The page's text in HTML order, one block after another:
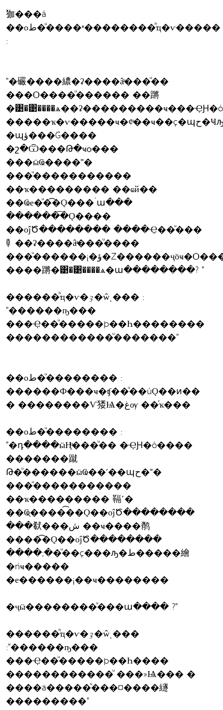
㹢���á
��оط�ͧ����ʶ��������ͪҵ�ѵ�����
:
"�礹����繷�ʡ����âͧ���ͧ��
���Ѻ����ͧ������ ��蹡
�����ҡ�ѵ�����ҹ�¢ͧ��ҹ��ç�պح�Ҹԡ��
�պؤ���Ǵ����
�շ�Ѿ���Թ�ҹѻ���
���ӹҨ����˭�
���ͧ�����������
��ҡ��������� ��ҩй��
��Ҩе�ͧ�͡�Ǫ���´ա���
������͡�Ǫ����
��оĵԾ�������� ����Ҿ��ͧ���
龺��ʡ����âͧ���ͧ����
���ͧ������¡�ؤ�Ź������ҷӧҹ�Ѻ����ͧ��
����蹡�͹�͹����ѧ�ա��������? "
������ͪҵ�ѵ�ٷ�ŵͺ��� :
"������ҧ���
���Ҿ��ͧ�����þ��Һ��������
������������ͧ�������"
��оط�ͧ�������� :
������Ф���ҹ�ʧ��ͧ��úǪ��ͷ��
� ��������Ѵ㹻Ѩ�غѹ ��ͨҡ���
��оط�ͧ�������� :
"�դ����ӹҢͧ���ͧ�� �ҾԨ�ó����
�������蹴
Թ�ͧ������ӹҨ��ʹ��պح�˭�
���ͧ�����������
��ҡ��������� 䩹˹�
��Ҩ֧�����͡�Ǫ��оĵԾ��������
���㹷���ش ��ҹ����鹡
����͡�Ǫ��оĵԾ��������
����;��ͧ��ç���ԡ�ط�����繪
�ǹҹ�����
�е������¡��ҹ��������
�ҷӹ��������ͧ���ա���� ?"
������ͪҵ�ѵ�ٷ�ŵͺ���
:"������ҧ���
���Ҿ��ͧ�����þ��Һ����
������������ͧ ���»Ѩ��� �
����ä�����ͧ���¤����繸
���������"